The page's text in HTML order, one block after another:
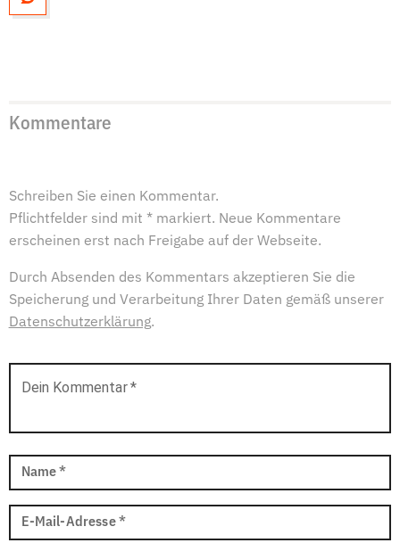
Kommentare
Schreiben Sie einen Kommentar.
Pflichtfelder sind mit * markiert. Neue Kommentare
erscheinen erst nach Freigabe auf der Webseite.
Durch Absenden des Kommentars akzeptieren Sie die
Speicherung und Verarbeitung Ihrer Daten gemäß unserer
Datenschutzerklärung.
Dein Kommentar*
Name *
E-Mail-Adresse *